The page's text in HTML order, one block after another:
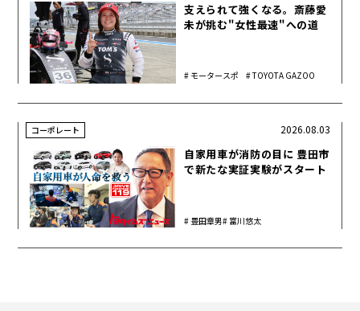
支えられて強くなる。斎藤愛
未が挑む"女性最速"への道
モータースポ
TOYOTA GAZOO
コーポレート
自家用車が消防の目に 豊田市
で新たな実証実験がスタート
豊田章男 富川悠太
2026.08.03